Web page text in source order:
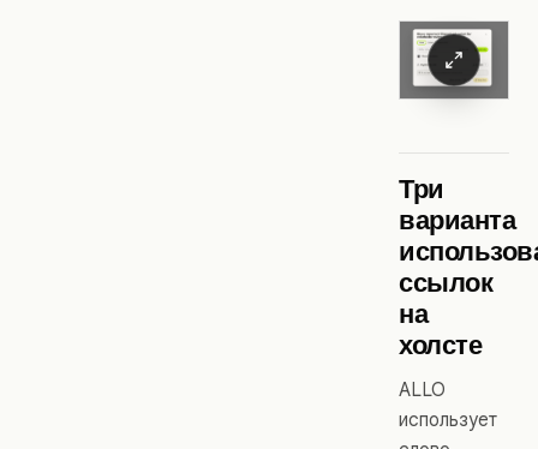
Три
варианта
ссылок
на
холсте
ALLO
использует